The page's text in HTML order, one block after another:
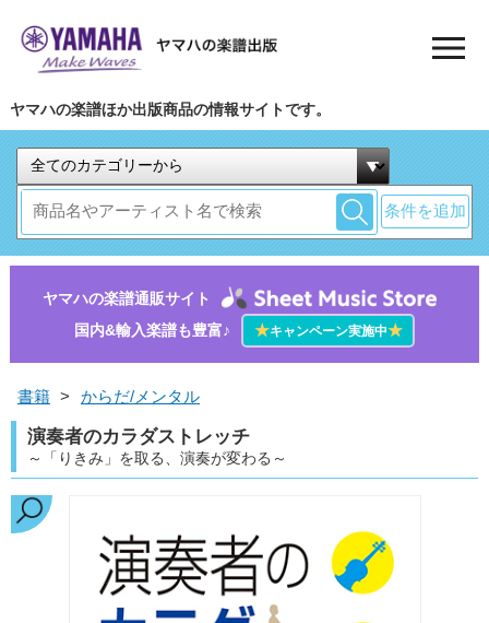
ヤマハの楽譜ほか出版商品の情報サイトです。
条件を追加
ヤマハの楽譜通販サイト
国内&輸入楽譜も豊富♪
★キャンペーン実施中★
書籍 > からだ/メンタル
演奏者のカラダストレッチ
～「りきみ」を取る、演奏が変わる～